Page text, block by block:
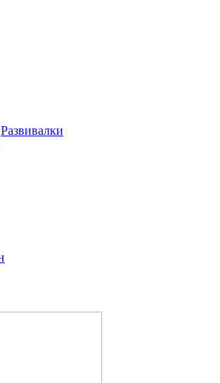
Развивалки